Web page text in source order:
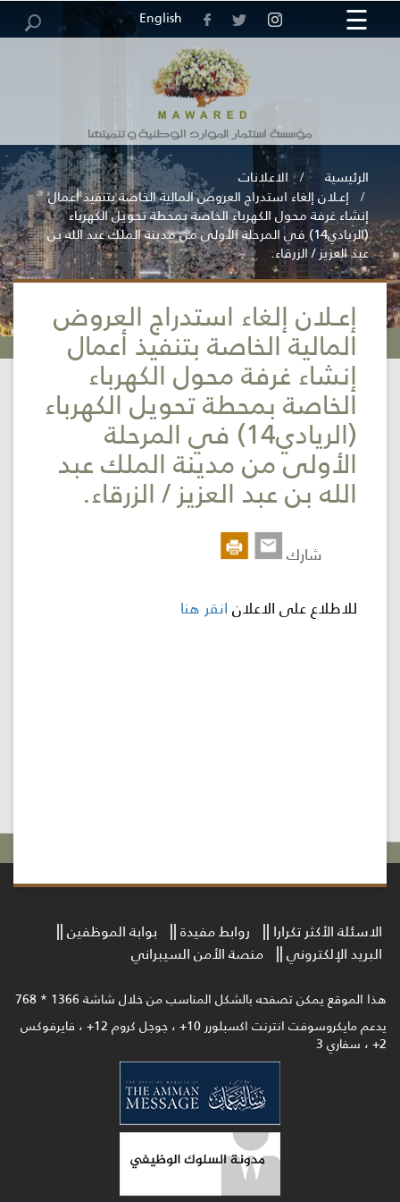
English ×
المؤسسة
الخدمات
الإلكترونية
اللجنة
اللوائية
الاستثمارات
المركز
☰
الرئيسية الاعلانات
إعـلان إلغاء استدراج العروض المالية الخاصة بتنفيذ أعمال
إنشاء غرفة محول الكهرباء الخاصة بمحطة تحويل الكهرباء
(الريادي14) في المرحلة الأولى من مدينة الملك عبد الله بن
عبد العزيز / الزرقاء.
إعـلان إلغاء استدراج العروض
المالية الخاصة بتنفيذ أعمال
إنشاء غرفة محول الكهرباء
الخاصة بمحطة تحويل الكهرباء
(الريادي14) في المرحلة
الأولى من مدينة الملك عبد
الله بن عبد العزيز / الزرقاء.
شارك
للاطلاع على الاعلانانقر هنا
الاسئلة الأكثر تكرارا روابط مفيدة
بوابة الموظفين
البريد الإلكتروني
منصة الأمن السيبراني
هذا الموقع يمكن تصفحه بالشكل المناسب من خلال شاشة 1366 * 768
يدعم مايكروسوفت انترنت اكسبلورر 10+ ، جوجل كروم 12+ ، فايرفوكس
2+ ، سفاري 3